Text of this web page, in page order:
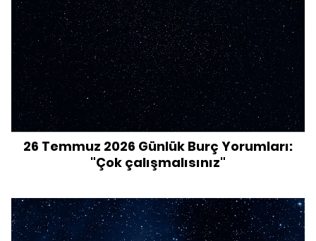
26 Temmuz 2026 Günlük Burç Yorumları:
"Çok çalışmalısınız"